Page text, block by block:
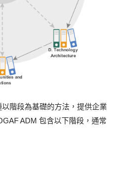
階段為基礎的方法，提供企業
ADM 包含以下階段，通常